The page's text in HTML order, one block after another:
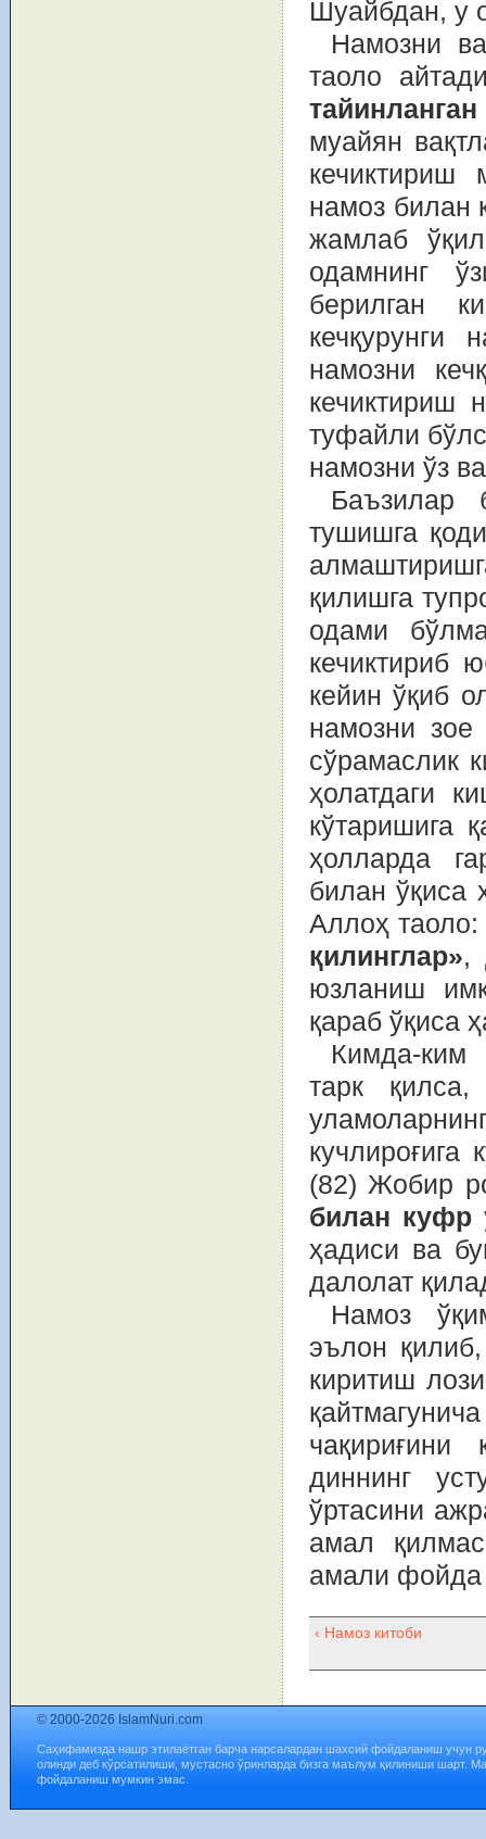
Шуайбдан, у
Намозни
таоло
муайян
кечиктириш
намоз билан
жамлаб
одамнинг
берилган
кечқурунги
намозни
кечиктириш
туфайли
намозни ўз
Баъзилар
тушишга
қилишга
одами
кечиктириб
кейин ўқиб
намозни
сўрамаслик
ҳолатдаги
кўтаришига
ҳолларда
билан ўқиса
Аллоҳ
қилинглар»,
юзланиш
қараб ўқиса
Кимда-ким
тарк
(82) Жобир
билан куфр
ҳадиси ва
далолат
Намоз
эълон
киритиш
диннинг
ўртасини
амал
амали фойда
‹ Намоз китоби
© 2000-2026 IslamNuri.com
Саҳифамизда нашр этилаётган барча нарсалардан шахсий фойдаланиш учун
олинди деб кўрсатилиши, мустасно ўринларда бизга маълум қилиниши шарт.
фойдаланиш мумкин эмас.